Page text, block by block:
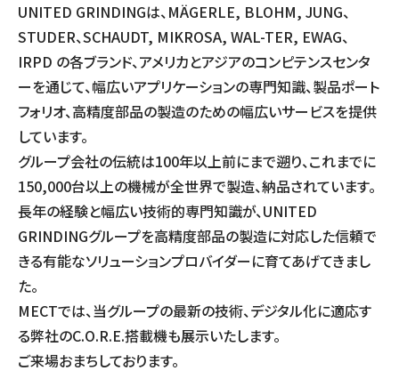
UNITED GRINDINGは、MÄGERLE, BLOHM, JUNG、
STUDER、SCHAUDT, MIKROSA, WAL-TER, EWAG、
IRPD の各ブランド、アメリカとアジアのコンピテンスセンタ
ーを通じて、幅広いアプリケーションの専門知識、製品ポート
フォリオ、高精度部品の製造のための幅広いサービスを提供
しています。
グループ会社の伝統は100年以上前にまで遡り、これまでに
150,000台以上の機械が全世界で製造、納品されています。
長年の経験と幅広い技術的専門知識が、UNITED
GRINDINGグループを高精度部品の製造に対応した信頼で
きる有能なソリューションプロバイダーに育てあげてきまし
た。
MECTでは、当グループの最新の技術、デジタル化に適応す
る弊社のC.O.R.E.搭載機も展示いたします。
ご来場おまちしております。